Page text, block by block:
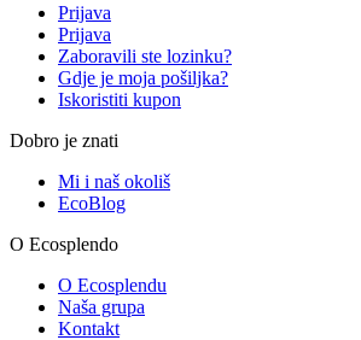
Prijava
Prijava
Zaboravili ste lozinku?
Gdje je moja pošiljka?
Iskoristiti kupon
Dobro je znati
Mi i naš okoliš
EcoBlog
O Ecosplendo
O Ecosplendu
Naša grupa
Kontakt